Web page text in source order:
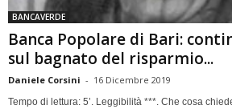
BANCAVERDE
Banca Popolare di Bari:
sul bagnato del risparmio...
Daniele Corsini - 16 Dicembre 2019
Tempo di lettura: 5’. Leggibilità ***. Che cosa